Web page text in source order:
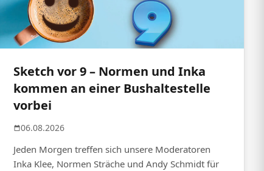
Sketch vor 9 – Normen und Inka
kommen an einer Bushaltestelle
vorbei
06.08.2026
Jeden Morgen treffen sich unsere Moderatoren
Inka Klee, Normen Sträche und Andy Schmidt für